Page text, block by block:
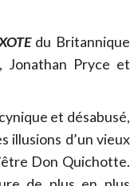
du Britannique
Jonathan Pryce et
et désabusé,
illusions d’un vieux
Don Quichotte.